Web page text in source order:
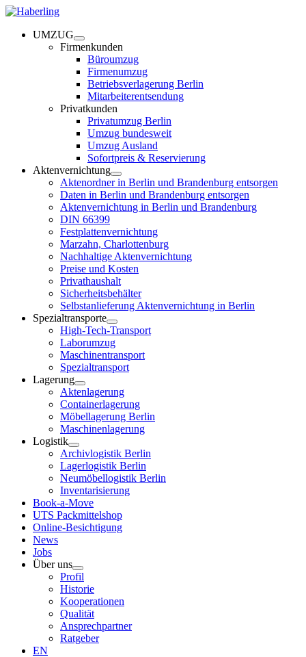
UMZUG
Firmenkunden
Büroumzug
Firmenumzug
Betriebsverlagerung Berlin
Mitarbeiterentsendung
Privatkunden
Privatumzug Berlin
Umzug bundesweit
Umzug Ausland
Sofortpreis & Reservierung
Aktenvernichtung
Aktenordner in Berlin und Brandenburg entsorgen
Daten in Berlin und Brandenburg entsorgen
Aktenvernichtung in Berlin und Brandenburg
DIN 66399
Festplattenvernichtung
Marzahn, Charlottenburg
Nachhaltige Aktenvernichtung
Preise und Kosten
Privathaushalt
Sicherheitsbehälter
Selbstanlieferung Aktenvernichtung in Berlin
Spezialtransporte
High-Tech-Transport
Laborumzug
Maschinentransport
Spezialtransport
Lagerung
Aktenlagerung
Containerlagerung
Möbellagerung Berlin
Maschinenlagerung
Logistik
Archivlogistik Berlin
Lagerlogistik Berlin
Neumöbellogistik Berlin
Inventarisierung
Book-a-Move
UTS Packmittelshop
Online-Besichtigung
News
Jobs
Über uns
Profil
Historie
Kooperationen
Qualität
Ansprechpartner
Ratgeber
EN